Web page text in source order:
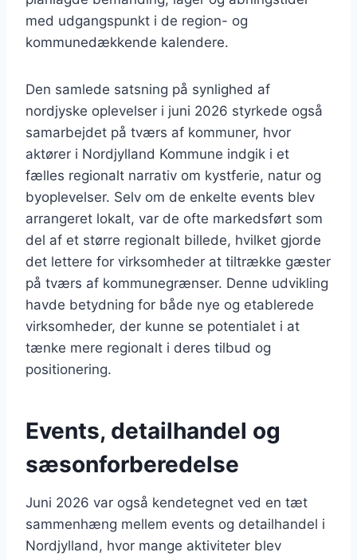
med udgangspunkt i de region- og
kommunedækkende kalendere.
Den samlede satsning på synlighed af
nordjyske oplevelser i juni 2026 styrkede også
samarbejdet på tværs af kommuner, hvor
aktører i Nordjylland Kommune indgik i et
fælles regionalt narrativ om kystferie, natur og
byoplevelser. Selv om de enkelte events blev
arrangeret lokalt, var de ofte markedsført som
del af et større regionalt billede, hvilket gjorde
det lettere for virksomheder at tiltrække gæster
på tværs af kommunegrænser. Denne udvikling
havde betydning for både nye og etablerede
virksomheder, der kunne se potentialet i at
tænke mere regionalt i deres tilbud og
positionering.
Events, detailhandel og
sæsonforberedelse
Juni 2026 var også kendetegnet ved en tæt
sammenhæng mellem events og detailhandel i
Nordjylland, hvor mange aktiviteter blev